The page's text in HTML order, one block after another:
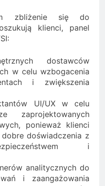
zbliżenie się do
klienci, panel
dostawców
w celu wzbogacenia
i zwiększenia
UI/UX w celu
zaprojektowanych
ponieważ klienci
doświadczenia z
i
analitycznych do
i zaangażowania